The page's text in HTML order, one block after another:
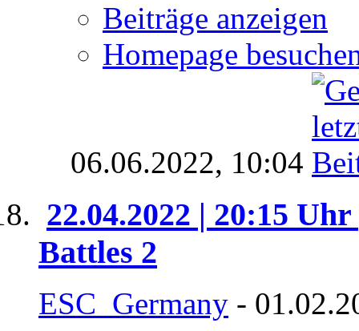
Beiträge anzeigen
Homepage
06.06.2022, 10:04
22.04.2022 | 20:15
Battles 2
ESC_Germany -